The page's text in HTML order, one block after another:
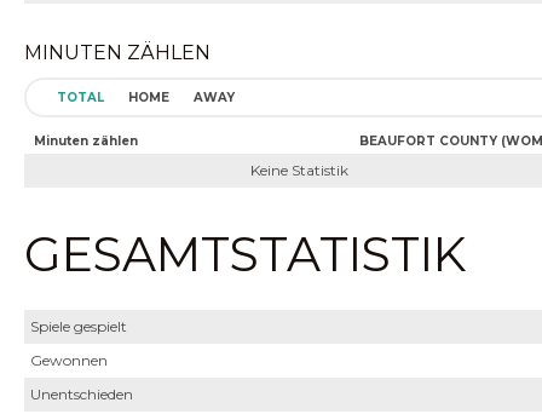
MINUTEN ZÄHLEN
TOTAL HOME AWAY
Minuten zählen BEAUFORT COUNTY
Keine Statistik
GESAMTSTATISTIK
Spiele gespielt
Gewonnen
Unentschieden